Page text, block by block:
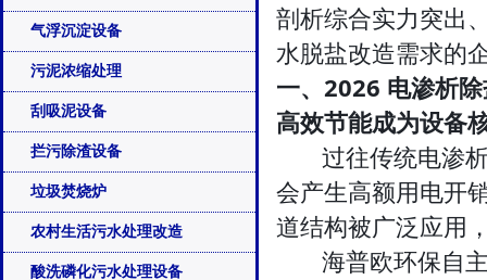
气浮沉淀设备
污泥浓缩处理
刮吸泥设备
拦污除渣设备
垃圾焚烧炉
农村生活污水处理改造
酸洗磷化污水处理设备
剖析综合实力突出
水脱盐改造需求的
一、2026 电渗析
高效节能成为设备
过往传统电渗析
会产生高额用电开
道结构被广泛应用
海普欧环保自主